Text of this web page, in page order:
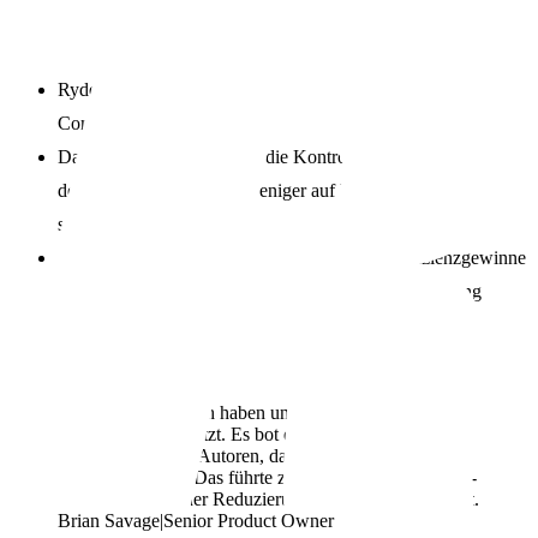
Ryder wechselte von Sitecore zu Optimizely für besseres
Content-Management, Experimentieren und Personalisierung.
Das Ziel: Content-Autoren die Kontrolle geben, schneller auf
den Markt kommen und weniger auf Entwickler angewiesen
sein.
Optimizelys Benutzerfreundlichkeit, interne Effizienzgewinne
und Schulungsmöglichkeiten machten die Entscheidung
Der Director und ich haben uns bis zum Schluss für
Optimizely eingesetzt. Es bot eine bessere
Positionierung für Autoren, damit diese effektiver
arbeiten konnten. Das führte zu einer schnelleren Time-
to-Market und einer Reduzierung der Entwicklungszeit.
Brian Savage|Senior Product Owner